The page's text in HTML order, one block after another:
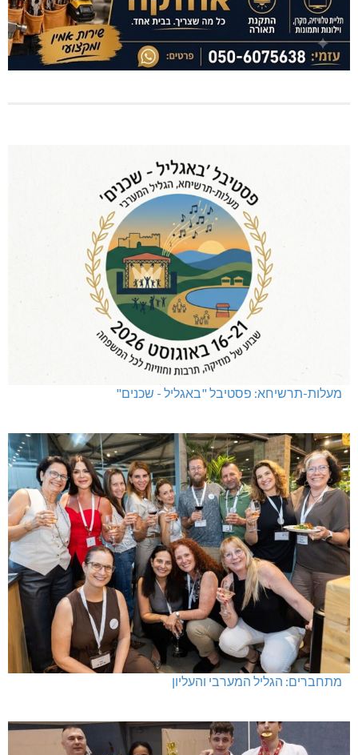
מעלות-תרשיחא: פסטיבל "באגליל - שכנים"
מתחברים: הגליל המערבי והעליון